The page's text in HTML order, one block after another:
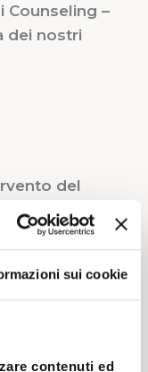
sui cookie
contenuti ed
Counseling –
dei nostri
del
– dott.ssa
dott. Stefano